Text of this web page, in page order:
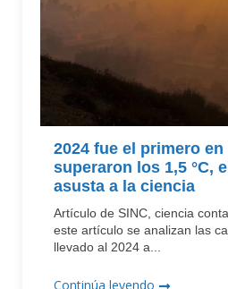
2024 fue el primero en
superaron los 1,5 °C,
asusta a la ciencia
Artículo de SINC, ciencia
este artículo se analizan las
llevado al 2024 a...
Continúa leyendo